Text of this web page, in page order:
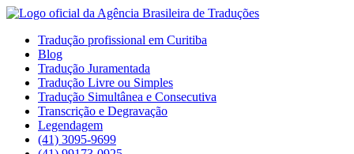
Tradução profissional em Curitiba
Blog
Tradução Juramentada
Tradução Livre ou Simples
Tradução Simultânea e Consecutiva
Transcrição e Degravação
Legendagem
(41) 3095-9699